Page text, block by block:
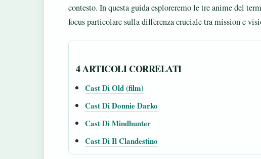
contesto. In questa guida esploreremo le tre anime del
focus particolare sulla differenza cruciale tra mission e
4 ARTICOLI CORRELATI
Cast Di Old (film)
Cast Di Donnie Darko
Cast Di Mindhunter
Cast Di Il Clandestino